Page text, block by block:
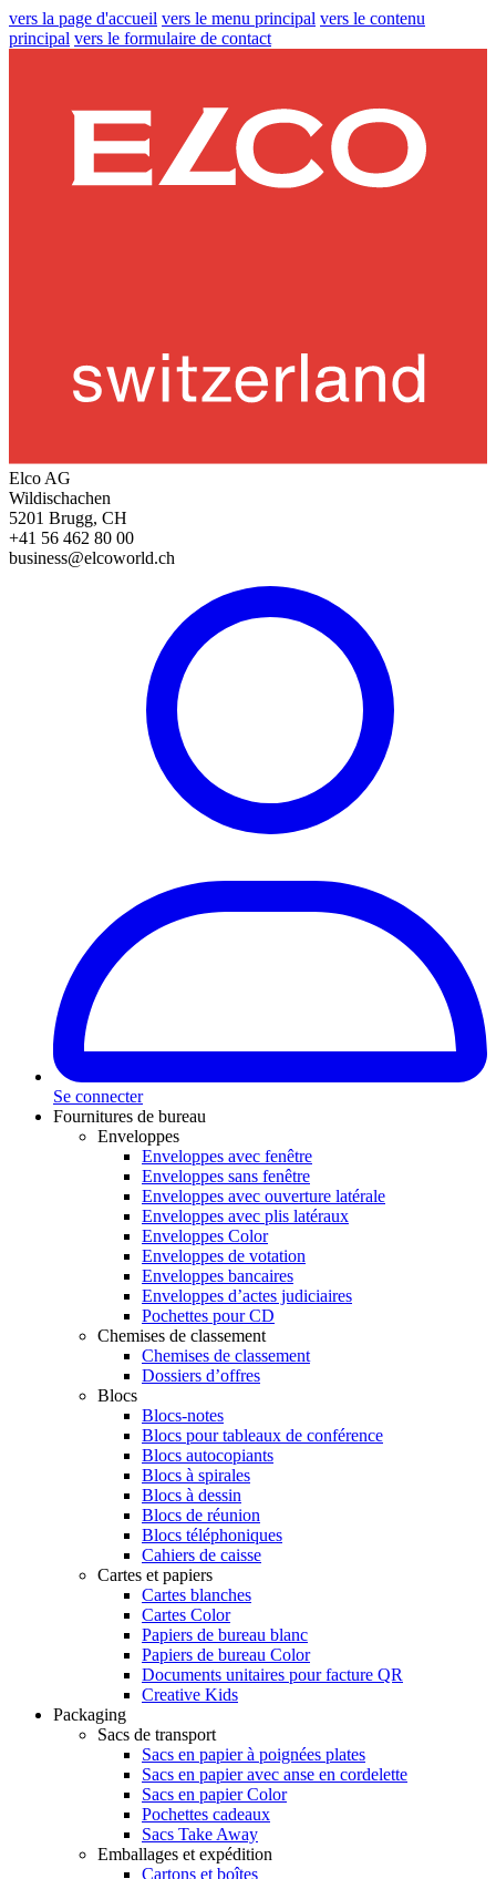
vers la page d'accueil vers le menu principal vers le contenu
principal vers le formulaire de contact
Elco AG
Wildischachen
5201 Brugg, CH
+41 56 462 80 00
business@elcoworld.ch
Se connecter
Fournitures de bureau
Enveloppes
Enveloppes avec fenêtre
Enveloppes sans fenêtre
Enveloppes avec ouverture latérale
Enveloppes avec plis latéraux
Enveloppes Color
Enveloppes de votation
Enveloppes bancaires
Enveloppes d’actes judiciaires
Pochettes pour CD
Chemises de classement
Chemises de classement
Dossiers d’offres
Blocs
Blocs-notes
Blocs pour tableaux de conférence
Blocs autocopiants
Blocs à spirales
Blocs à dessin
Blocs de réunion
Blocs téléphoniques
Cahiers de caisse
Cartes et papiers
Cartes blanches
Cartes Color
Papiers de bureau blanc
Papiers de bureau Color
Documents unitaires pour facture QR
Creative Kids
Packaging
Sacs de transport
Sacs en papier à poignées plates
Sacs en papier avec anse en cordelette
Sacs en papier Color
Pochettes cadeaux
Sacs Take Away
Emballages et expédition
Cartons et boîtes